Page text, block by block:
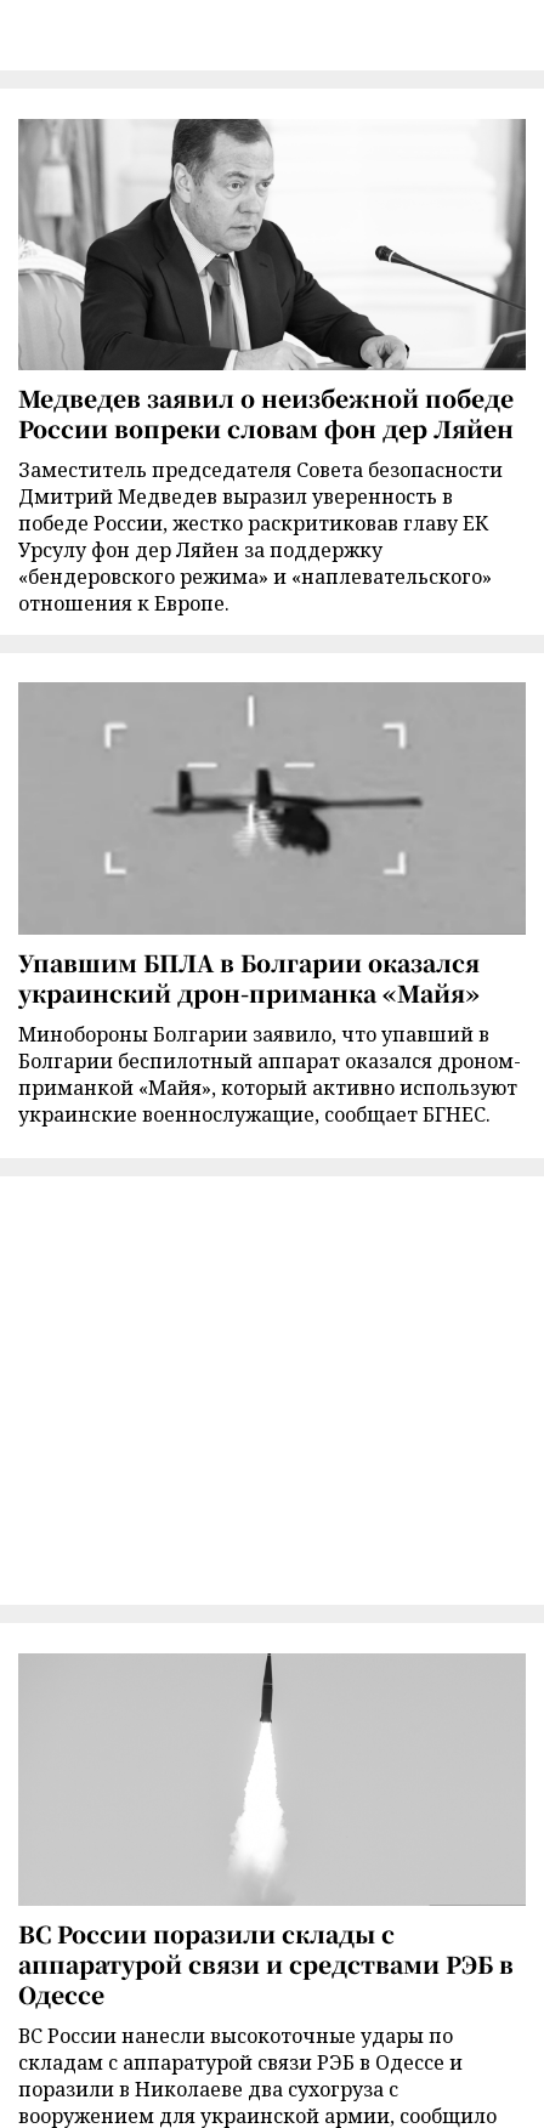
Медведев заявил о неизбежной победе
России вопреки словам фон дер Ляйен
Заместитель председателя Совета безопасности
Дмитрий Медведев выразил уверенность в
победе России, жестко раскритиковав главу ЕК
Урсулу фон дер Ляйен за поддержку
«бендеровского режима» и «наплевательского»
отношения к Европе.
Упавшим БПЛА в Болгарии оказался
украинский дрон-приманка «Майя»
Минобороны Болгарии заявило, что упавший в
Болгарии беспилотный аппарат оказался дроном-
приманкой «Майя», который активно используют
украинские военнослужащие, сообщает БГНЕС.
ВС России поразили склады с
аппаратурой связи и средствами РЭБ в
Одессе
ВС России нанесли высокоточные удары по
складам с аппаратурой связи РЭБ в Одессе и
поразили в Николаеве два сухогруза с
вооружением для украинской армии, сообщило